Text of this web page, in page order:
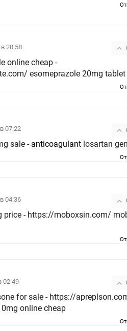
в 20:58
online cheap -
esomeprazole 20mg tablet
07:22
sale - anticoagulant losartan
04:36
price - https://moboxsin.com/
02:49
for sale - https://
online cheap